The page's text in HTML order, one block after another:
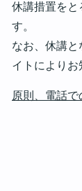
休講措置をと
す。
なお、休講
イトによりお
原則、電話